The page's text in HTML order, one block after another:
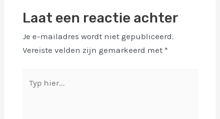
Laat een reactie achter
Je e-mailadres wordt niet gepubliceerd.
Vereiste velden zijn gemarkeerd met *
hier...